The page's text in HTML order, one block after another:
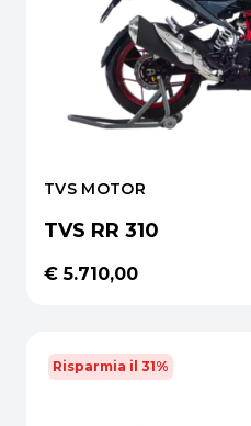
TVS MOTOR
TVS RR 310
€ 5.710,00
Risparmia il 31%